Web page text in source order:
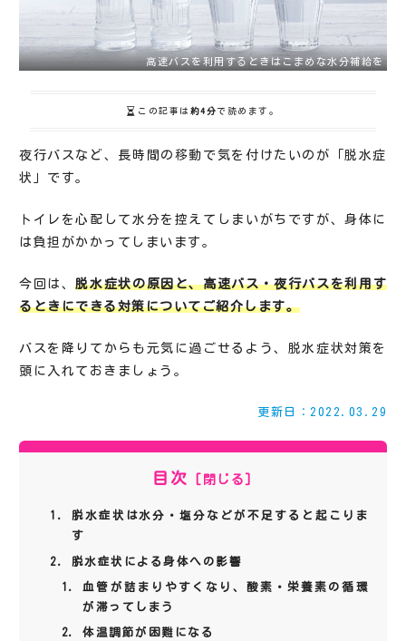
高速バスを利用するときはこまめな水分補給を
この記事は 約4分で読めます。
夜行バスなど、長時間の移動で気を付けたいのが「脱水症
状」です。
トイレを心配して水分を控えてしまいがちですが、身体に
は負担がかかってしまいます。
今回は、脱水症状の原因と、高速バス・夜行バスを利用す
るときにできる対策についてご紹介します。
バスを降りてからも元気に過ごせるよう、脱水症状対策を
頭に入れておきましょう。
更新日：2022.03.29
目次
脱水症状は水分・塩分などが不足すると起こりま
す
脱水症状による身体への影響
血管が詰まりやすくなり、酸素・栄養素の循環
が滞ってしまう
体温調節が困難になる